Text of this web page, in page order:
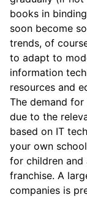
books in
soon become
trends, of
to adapt to
information
resources and
The demand
due to the
based on IT
your own
for children and
franchise. A
companies is